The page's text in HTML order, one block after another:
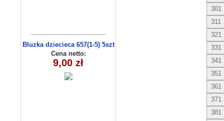
Bluzka dziecieca 657(1-5) 5szt
Cena netto:
9,00 zł
301
311
321
331
341
351
361
371
381